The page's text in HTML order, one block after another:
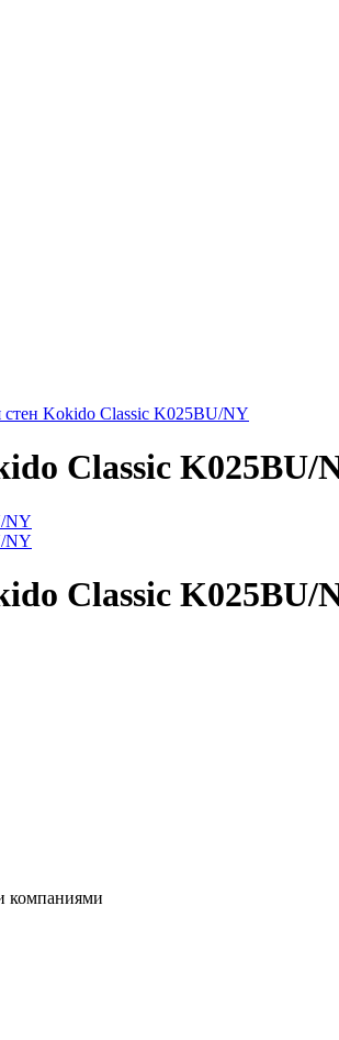
стен Kokido Classic K025BU/NY
Classic K025BU/
Classic K025BU/
компаниями